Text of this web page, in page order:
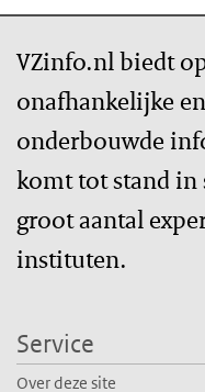
VZinfo.nl biedt
onafhankelijke
onderbouwde
komt tot stand in
groot aantal
instituten.
Service
Over deze site